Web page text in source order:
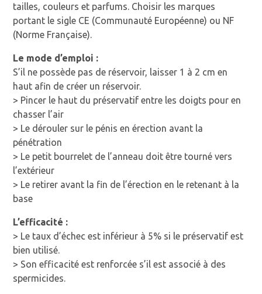
tailles, couleurs et parfums. Choisir les marques
portant le sigle CE (Communauté Européenne) ou NF
(Norme Française).
Le mode d’emploi :
S’il ne possède pas de réservoir, laisser 1 à 2 cm en
haut afin de créer un réservoir.
> Pincer le haut du préservatif entre les doigts pour en
chasser l’air
> Le dérouler sur le pénis en érection avant la
pénétration
> Le petit bourrelet de l’anneau doit être tourné vers
l’extérieur
> Le retirer avant la fin de l’érection en le retenant à la
base
L’efficacité :
> Le taux d’échec est inférieur à 5% si le préservatif est
bien utilisé.
> Son efficacité est renforcée s’il est associé à des
spermicides.